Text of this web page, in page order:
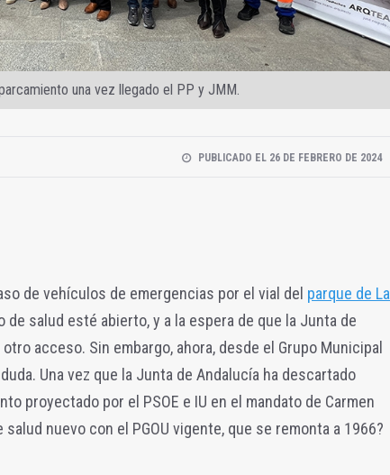
una vez llegado el PP y JMM.
PUBLICADO EL 26 DE FEBRERO DE 2024
de vehículos de emergencias por el vial del parque de La
de salud esté abierto, y a la espera de que la Junta de
acceso. Sin embargo, ahora, desde el Grupo Municipal
Una vez que la Junta de Andalucía ha descartado
proyectado por el PSOE e IU en el mandato de Carmen
nuevo con el PGOU vigente, que se remonta a 1966?